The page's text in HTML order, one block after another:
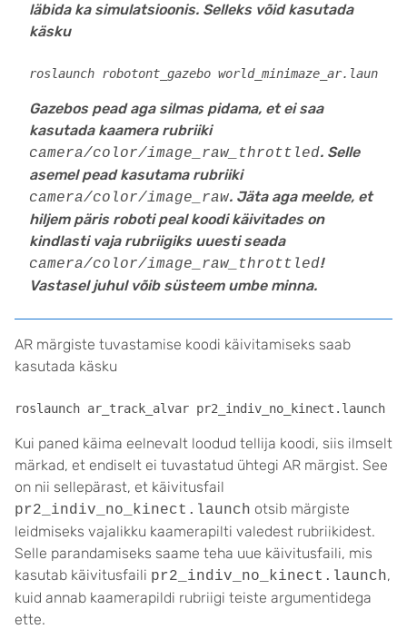
läbida ka simulatsioonis. Selleks võid kasutada
käsku
roslaunch robotont_gazebo world_minimaze_ar.launch
Gazebos pead aga silmas pidama, et ei saa
kasutada kaamera rubriiki
camera/color/image_raw_throttled. Selle
asemel pead kasutama rubriiki
camera/color/image_raw. Jäta aga meelde, et
hiljem päris roboti peal koodi käivitades on
kindlasti vaja rubriigiks uuesti seada
camera/color/image_raw_throttled!
Vastasel juhul võib süsteem umbe minna.
AR märgiste tuvastamise koodi käivitamiseks saab
kasutada käsku
roslaunch ar_track_alvar pr2_indiv_no_kinect.launch
Kui paned käima eelnevalt loodud tellija koodi, siis ilmselt
märkad, et endiselt ei tuvastatud ühtegi AR märgist. See
on nii sellepärast, et käivitusfail
pr2_indiv_no_kinect.launch otsib märgiste
leidmiseks vajalikku kaamerapilti valedest rubriikidest.
Selle parandamiseks saame teha uue käivitusfaili, mis
kasutab käivitusfaili pr2_indiv_no_kinect.launch,
kuid annab kaamerapildi rubriigi teiste argumentidega
ette.